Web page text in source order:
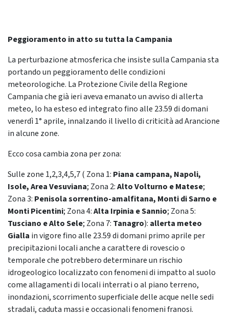
Peggioramento in atto su tutta la Campania
La perturbazione atmosferica che insiste sulla Campania sta
portando un peggioramento delle condizioni
meteorologiche. La Protezione Civile della Regione
Campania che già ieri aveva emanato un avviso di allerta
meteo, lo ha esteso ed integrato fino alle 23.59 di domani
venerdì 1° aprile, innalzando il livello di criticità ad Arancione
in alcune zone.
Ecco cosa cambia zona per zona:
Sulle zone 1,2,3,4,5,7 ( Zona 1: Piana campana, Napoli,
Isole, Area Vesuviana; Zona 2:Alto Volturno e Matese;
Zona 3: Penisola sorrentino-amalfitana, Monti di Sarno e
Monti Picentini; Zona 4:Alta Irpinia e Sannio; Zona 5:
Tusciano e Alto Sele; Zona 7: Tanagro): allerta meteo
Gialla in vigore fino alle 23.59 di domani primo aprile per
precipitazioni locali anche a carattere di rovescio o
temporale che potrebbero determinare un rischio
idrogeologico localizzato con fenomeni di impatto al suolo
come allagamenti di locali interrati o al piano terreno,
inondazioni, scorrimento superficiale delle acque nelle sedi
stradali, caduta massi e occasionali fenomeni franosi.